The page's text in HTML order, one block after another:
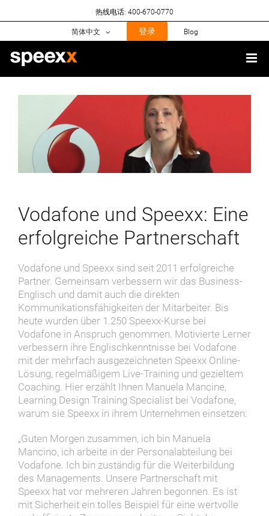
to
热线电话: 400-670-0770
简体中文 登录 Blog
Vodafone und Speexx: Eine
erfolgreiche Partnerschaft
Vodafone und Speexx sind seit 2011 erfolgreiche
Partner. Gemeinsam verbessern wir das Business-
Englisch und damit auch die direkten
Kommunikationsfähigkeiten der Mitarbeiter. Bis
heute wurden über 1.250 Speexx-Kurse bei
Vodafone in Anspruch genommen. Motivierte Lerner
verbessern ihre Englischkenntnisse bei Vodafone
mit der mehrfach ausgezeichneten Speexx Online-
Lösung, regelmäßigem Live-Training und gezieltem
Coaching. Hier erzählt Ihnen Manuela Mancine,
Learning Design Training Specialist bei Vodafone,
warum sie Speexx in ihrem Unternehmen einsetzen:
„Guten Morgen zusammen, ich bin Manuela
Mancino, ich arbeite in der Personalabteilung bei
Vodafone. Ich bin zuständig für die Weiterbildung
des Managements. Unsere Partnerschaft mit
Speexx hat vor mehreren Jahren begonnen. Es ist
mit Sicherheit ein tolles Beispiel für eine wertvolle